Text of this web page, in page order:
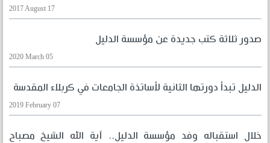
2017 August 17
صدور ثلاثة كتب جديدة عن مؤسسة الدليل
2020 March 05
الدليل تبدأ دورتها الثانية لأساتذة الجامعات في كربلاء المقدسة
2019 February 07
خلال استقباله وفد مؤسسة الدليل.. آية الله الشيخ مصباح